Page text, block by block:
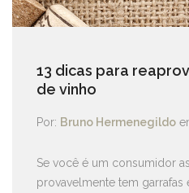
13 dicas para
de vinho
Por: Bruno Hermenegildo
Se você é um consumidor
provavelmente tem garrafas